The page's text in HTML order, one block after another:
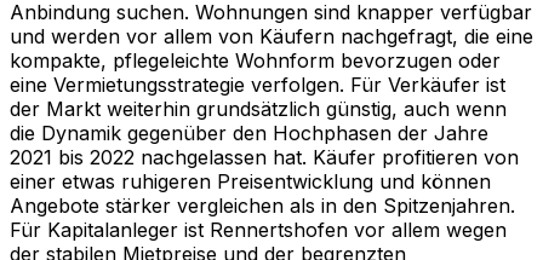
Anbindung suchen. Wohnungen sind knapper verfügbar
und werden vor allem von Käufern nachgefragt, die eine
kompakte, pflegeleichte Wohnform bevorzugen oder
eine Vermietungsstrategie verfolgen. Für Verkäufer ist
der Markt weiterhin grundsätzlich günstig, auch wenn
die Dynamik gegenüber den Hochphasen der Jahre
2021 bis 2022 nachgelassen hat. Käufer profitieren von
einer etwas ruhigeren Preisentwicklung und können
Angebote stärker vergleichen als in den Spitzenjahren.
Für Kapitalanleger ist Rennertshofen vor allem wegen
der stabilen Mietpreise und der begrenzten